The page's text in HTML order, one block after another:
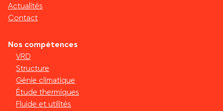
Actualités
Contact
Nos compétences
VRD
Structure
Génie climatique
Étude thermiques
Fluide et utilités